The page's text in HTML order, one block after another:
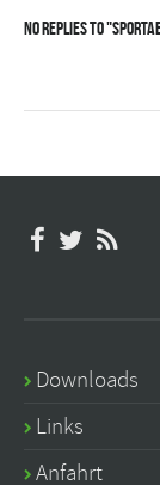
No Replies to
Downloads
Links
Anfahrt